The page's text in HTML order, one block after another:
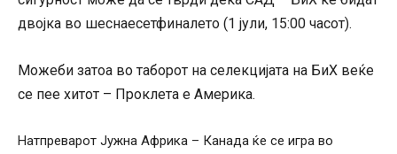
двојка во шеснаесетфиналето (1 јули, 15:00 часот).
Можеби затоа во таборот на селекцијата на БиХ веќе
се пее хитот – Проклета е Америка.
Натпреварот Јужна Африка – Канада ќе се игра во